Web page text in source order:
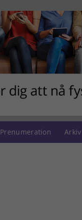
Prenumeration Arkiv